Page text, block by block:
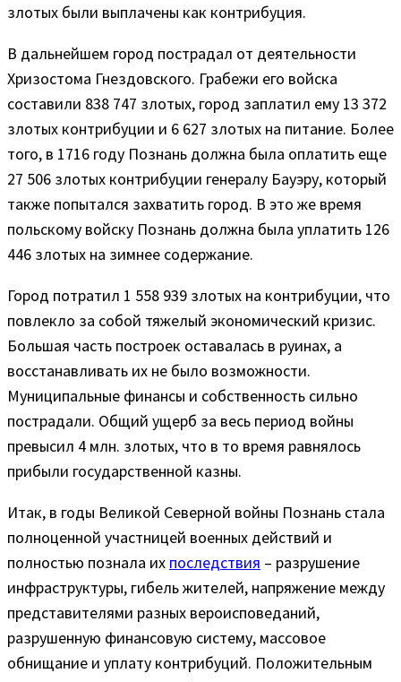
злотых были выплачены как контрибуция.
В дальнейшем город пострадал от деятельности
Хризостома Гнездовского. Грабежи его войска
составили 838 747 злотых, город заплатил ему 13 372
злотых контрибуции и 6 627 злотых на питание. Более
того, в 1716 году Познань должна была оплатить еще
27 506 злотых контрибуции генералу Бауэру, который
также попытался захватить город. В это же время
польскому войску Познань должна была уплатить 126
446 злотых на зимнее содержание.
Город потратил 1 558 939 злотых на контрибуции, что
повлекло за собой тяжелый экономический кризис.
Большая часть построек оставалась в руинах, а
восстанавливать их не было возможности.
Муниципальные финансы и собственность сильно
пострадали. Общий ущерб за весь период войны
превысил 4 млн. злотых, что в то время равнялось
прибыли государственной казны.
Итак, в годы Великой Северной войны Познань стала
полноценной участницей военных действий и
полностью познала их последствия – разрушение
инфраструктуры, гибель жителей, напряжение между
представителями разных вероисповеданий,
разрушенную финансовую систему, массовое
обнищание и уплату контрибуций. Положительным